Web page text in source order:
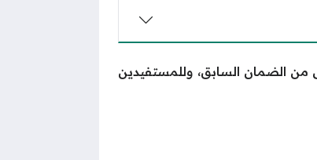
من الضمان السابق، وللمستفيدين